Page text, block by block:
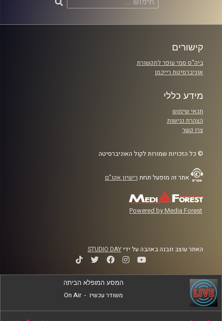
חיפוש:
קישורים
ביה"ס סמי עופר לתקשורת
אוניברסיטת רייכמן
מידע כללי
תנאי שימוש
הצהרת נגישות
צרו קשר
© כל הזכויות שמורות לקול האוניברסיטה
אתר זה מופעל תחת רישיון אקו"ם
Powered by Media Forest
האתר עוצב ונבנה באהבה על ידיSTUDIO DAY
המסע המופלא הביתה
משודר עכשיו -
On Air